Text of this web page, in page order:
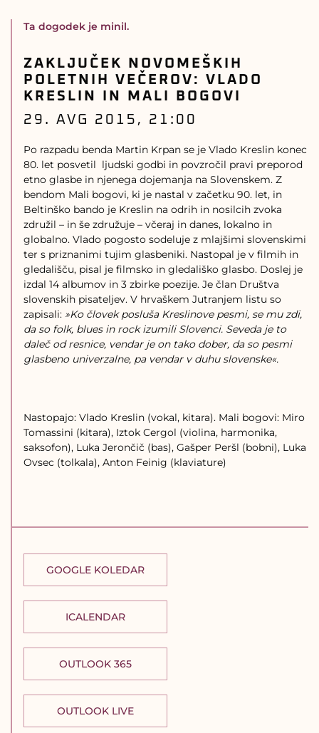
Ta dogodek je minil.
ZAKLJUČEK NOVOMEŠKIH
POLETNIH VEČEROV: VLADO
KRESLIN IN MALI BOGOVI
29. AVG 2015, 21:00
Po razpadu benda Martin Krpan se je Vlado Kreslin konec
80. let posvetil ljudski godbi in povzročil pravi preporod
etno glasbe in njenega dojemanja na Slovenskem. Z
bendom Mali bogovi, ki je nastal v začetku 90. let, in
Beltinško bando je Kreslin na odrih in nosilcih zvoka
združil – in še združuje – včeraj in danes, lokalno in
globalno. Vlado pogosto sodeluje z mlajšimi slovenskimi
ter s priznanimi tujim glasbeniki. Nastopal je v filmih in
gledališču, pisal je filmsko in gledališko glasbo. Doslej je
izdal 14 albumov in 3 zbirke poezije. Je član Društva
slovenskih pisateljev. V hrvaškem Jutranjem listu so
zapisali: »Ko človek posluša Kreslinove pesmi, se mu zdi,
da so folk, blues in rock izumili Slovenci. Seveda je to
daleč od resnice, vendar je on tako dober, da so pesmi
glasbeno univerzalne, pa vendar v duhu slovenske«.
Nastopajo: Vlado Kreslin (vokal, kitara). Mali bogovi: Miro
Tomassini (kitara), Iztok Cergol (violina, harmonika,
saksofon), Luka Jerončič (bas), Gašper Peršl (bobni), Luka
Ovsec (tolkala), Anton Feinig (klaviature)
GOOGLE KOLEDAR
ICALENDAR
OUTLOOK 365
OUTLOOK LIVE